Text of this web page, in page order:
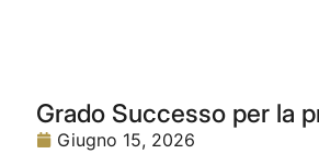
Grado Successo per la
Giugno 15, 2026